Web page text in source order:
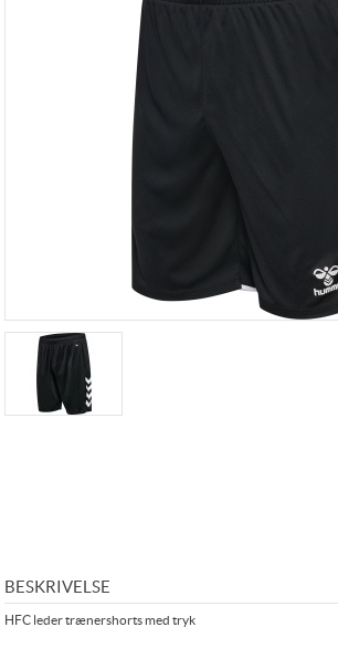
BESKRIVELSE
HFC leder trænershorts med tryk